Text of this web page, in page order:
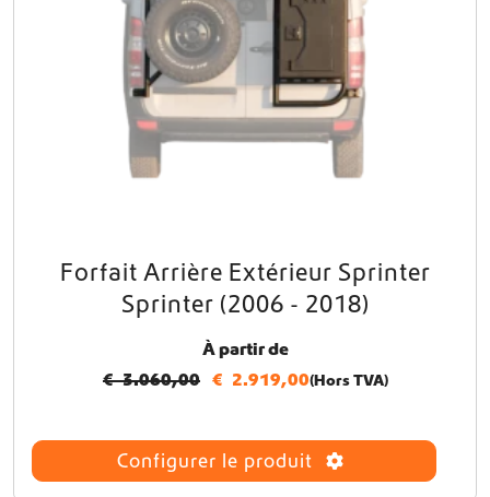
Forfait Arrière Extérieur Sprinter
Sprinter (2006 - 2018)
À partir de
€ 3.060,00 € 2.919,00(Hors TVA)
Configurer le produit